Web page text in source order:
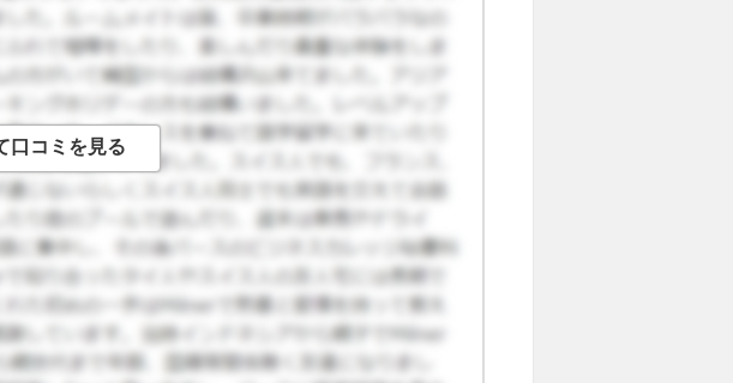
くれます。 この学校の面白いところは野外活動や
、運動会、サバイバルキャンプもあります。 そし
で、海洋について幅広く学びますが、船舶の勉強、
たくさん実務のクラスがありました。各生徒が熱
特にいろんな経験をしてもらうということで、授
ました。 テストもありましたが、現地に進学目的
ませんでしたが、進学目的で留学した別の留学生
なくてはなりません。 とりあえずエクスチェンジ
す。